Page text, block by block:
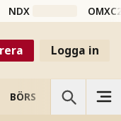
NDX
Logga in
BÖRS VETENSKAP